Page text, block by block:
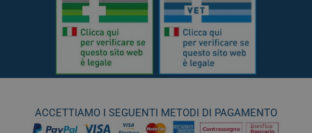
ACCETTIAMO I SEGUENTI METODI DI PAGAMENTO